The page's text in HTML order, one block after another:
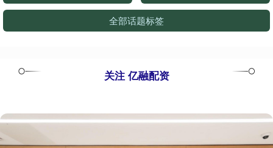
全部话题标签
关注 亿融配资